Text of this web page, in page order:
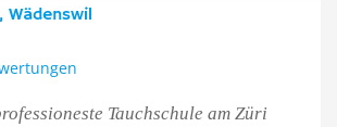
Wädenswil
Tauchschule am Züri